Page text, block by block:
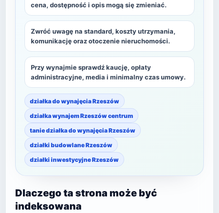
cena, dostępność i opis mogą się zmieniać.
Zwróć uwagę na standard, koszty utrzymania,
komunikację oraz otoczenie nieruchomości.
Przy wynajmie sprawdź kaucję, opłaty
administracyjne, media i minimalny czas umowy.
działka do wynajęcia Rzeszów
działka wynajem Rzeszów centrum
tanie działka do wynajęcia Rzeszów
działki budowlane Rzeszów
działki inwestycyjne Rzeszów
Dlaczego ta strona może być
indeksowana